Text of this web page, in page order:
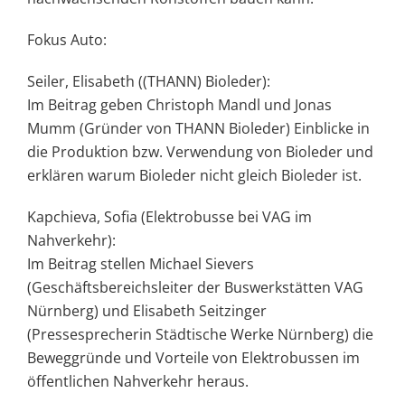
Fokus Auto:
Seiler, Elisabeth ((THANN) Bioleder):
Im Beitrag geben Christoph Mandl und Jonas
Mumm (Gründer von THANN Bioleder) Einblicke in
die Produktion bzw. Verwendung von Bioleder und
erklären warum Bioleder nicht gleich Bioleder ist.
Kapchieva, Sofia (Elektrobusse bei VAG im
Nahverkehr):
Im Beitrag stellen Michael Sievers
(Geschäftsbereichsleiter der Buswerkstätten VAG
Nürnberg) und Elisabeth Seitzinger
(Pressesprecherin Städtische Werke Nürnberg) die
Beweggründe und Vorteile von Elektrobussen im
öffentlichen Nahverkehr heraus.